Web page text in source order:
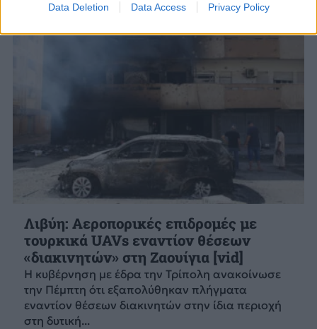
Data Deletion Data Access Privacy Policy
Λιβύη: Αεροπορικές επιδρομές με
τουρκικά UAVs εναντίον θέσεων
«διακινητών» στη Ζαουίγια [vid]
Η κυβέρνηση με έδρα την Τρίπολη ανακοίνωσε
την Πέμπτη ότι εξαπολύθηκαν πλήγματα
εναντίον θέσεων διακινητών στην ίδια περιοχή
στη δυτική...